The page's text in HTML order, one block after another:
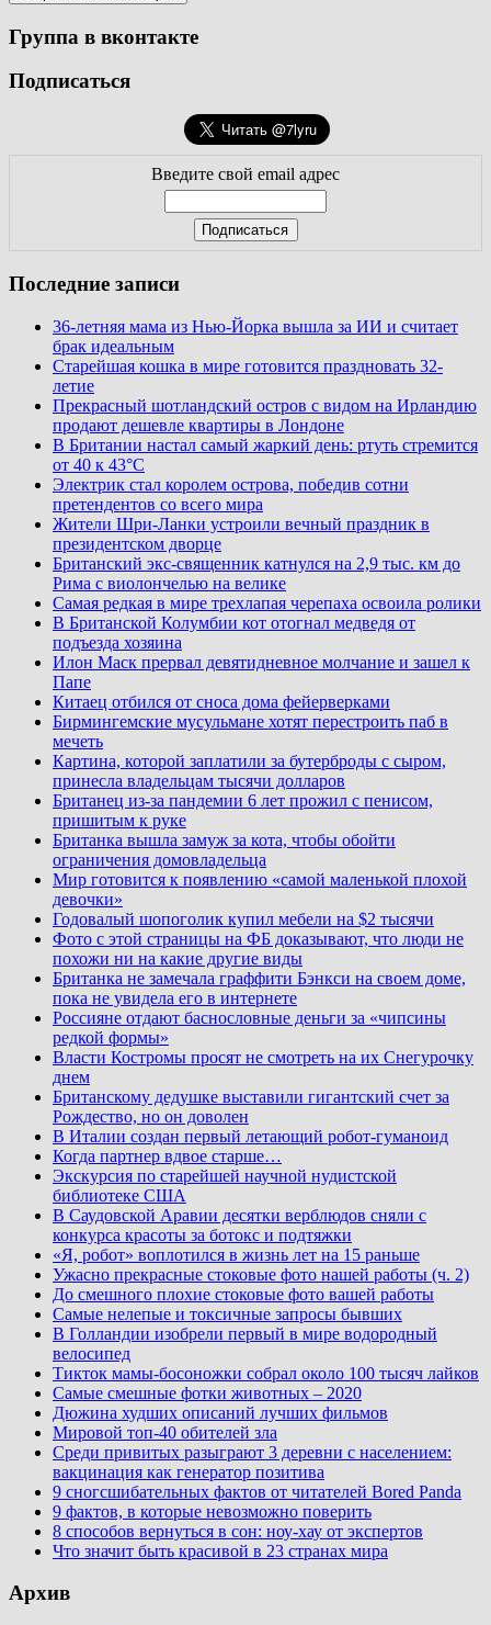
Группа в вконтакте
Подписаться
Введите свой email адрес
Последние записи
36-летняя мама из Нью-Йорка вышла за ИИ и считает
брак идеальным
Старейшая кошка в мире готовится праздновать 32-
летие
Прекрасный шотландский остров с видом на Ирландию
продают дешевле квартиры в Лондоне
В Британии настал самый жаркий день: ртуть стремится
от 40 к 43°C
Электрик стал королем острова, победив сотни
претендентов со всего мира
Жители Шри-Ланки устроили вечный праздник в
президентском дворце
Британский экс-священник катнулся на 2,9 тыс. км до
Рима с виолончелью на велике
Самая редкая в мире трехлапая черепаха освоила ролики
В Британской Колумбии кот отогнал медведя от
подъезда хозяина
Илон Маск прервал девятидневное молчание и зашел к
Папе
Китаец отбился от сноса дома фейерверками
Бирмингемские мусульмане хотят перестроить паб в
мечеть
Картина, которой заплатили за бутерброды с сыром,
принесла владельцам тысячи долларов
Британец из-за пандемии 6 лет прожил с пенисом,
пришитым к руке
Британка вышла замуж за кота, чтобы обойти
ограничения домовладельца
Мир готовится к появлению «самой маленькой плохой
девочки»
Годовалый шопоголик купил мебели на $2 тысячи
Фото с этой страницы на ФБ доказывают, что люди не
похожи ни на какие другие виды
Британка не замечала граффити Бэнкси на своем доме,
пока не увидела его в интернете
Россияне отдают баснословные деньги за «чипсины
редкой формы»
Власти Костромы просят не смотреть на их Снегурочку
днем
Британскому дедушке выставили гигантский счет за
Рождество, но он доволен
В Италии создан первый летающий робот-гуманоид
Когда партнер вдвое старше…
Экскурсия по старейшей научной нудистской
библиотеке США
В Саудовской Аравии десятки верблюдов сняли с
конкурса красоты за ботокс и подтяжки
«Я, робот» воплотился в жизнь лет на 15 раньше
Ужасно прекрасные стоковые фото нашей работы (ч. 2)
До смешного плохие стоковые фото вашей работы
Самые нелепые и токсичные запросы бывших
В Голландии изобрели первый в мире водородный
велосипед
Тикток мамы-босоножки собрал около 100 тысяч лайков
Самые смешные фотки животных – 2020
Дюжина худших описаний лучших фильмов
Мировой топ-40 обителей зла
Среди привитых разыграют 3 деревни с населением:
вакцинация как генератор позитива
9 сногсшибательных фактов от читателей Bored Panda
9 фактов, в которые невозможно поверить
8 способов вернуться в сон: ноу-хау от экспертов
Что значит быть красивой в 23 странах мира
Архив